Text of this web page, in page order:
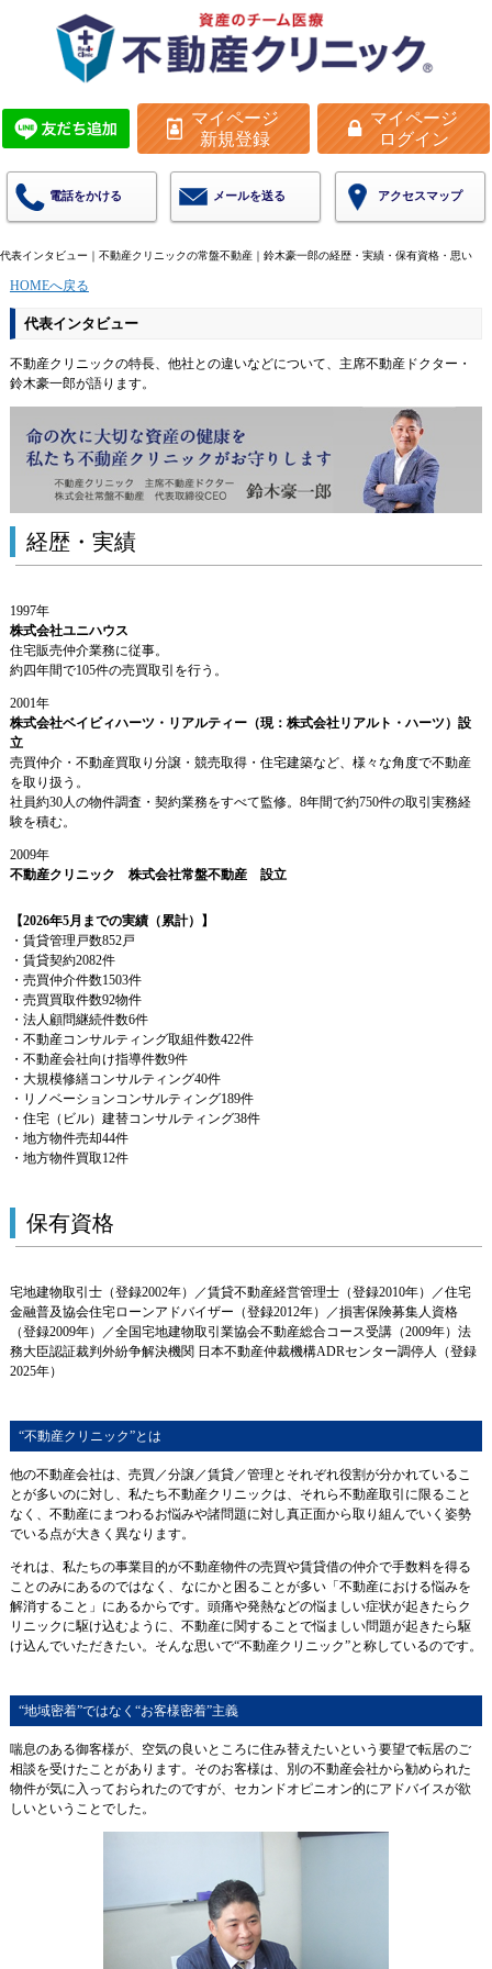
マイページ
新規登録
マイページ
ログイン
電話をかける メールを送る アクセスマップ
代表インタビュー｜不動産クリニックの常盤不動産｜鈴木豪一郎の経歴・実績・保有資格・思い
HOMEへ戻る
代表インタビュー
不動産クリニックの特長、他社との違いなどについて、主席不動産ドクター・
鈴木豪一郎が語ります。
経歴・実績
1997年
株式会社ユニハウス
住宅販売仲介業務に従事。
約四年間で105件の売買取引を行う。
2001年
株式会社ベイビィハーツ・リアルティー（現：株式会社リアルト・ハーツ）設
立
売買仲介・不動産買取り分譲・競売取得・住宅建築など、様々な角度で不動産
を取り扱う。
社員約30人の物件調査・契約業務をすべて監修。8年間で約750件の取引実務経
験を積む。
2009年
不動産クリニック 株式会社常盤不動産 設立
【2026年5月までの実績（累計）】
・賃貸管理戸数852戸
・賃貸契約2082件
・売買仲介件数1503件
・売買買取件数92物件
・法人顧問継続件数6件
・不動産コンサルティング取組件数422件
・不動産会社向け指導件数9件
・大規模修繕コンサルティング40件
・リノベーションコンサルティング189件
・住宅（ビル）建替コンサルティング38件
・地方物件売却44件
・地方物件買取12件
保有資格
宅地建物取引士（登録2002年）／賃貸不動産経営管理士（登録2010年）／住宅
金融普及協会住宅ローンアドバイザー（登録2012年）／損害保険募集人資格
（登録2009年）／全国宅地建物取引業協会不動産総合コース受講（2009年）法
務大臣認証裁判外紛争解決機関 日本不動産仲裁機構ADRセンター調停人（登録
2025年）
“不動産クリニック”とは
他の不動産会社は、売買／分譲／賃貸／管理とそれぞれ役割が分かれているこ
とが多いのに対し、私たち不動産クリニックは、それら不動産取引に限ること
なく、不動産にまつわるお悩みや諸問題に対し真正面から取り組んでいく姿勢
でいる点が大きく異なります。
それは、私たちの事業目的が不動産物件の売買や賃貸借の仲介で手数料を得る
ことのみにあるのではなく、なにかと困ることが多い「不動産における悩みを
解消すること」にあるからです。頭痛や発熱などの悩ましい症状が起きたらク
リニックに駆け込むように、不動産に関することで悩ましい問題が起きたら駆
け込んでいただきたい。そんな思いで“不動産クリニック”と称しているのです。
“地域密着”ではなく“お客様密着”主義
喘息のある御客様が、空気の良いところに住み替えたいという要望で転居のご
相談を受けたことがあります。そのお客様は、別の不動産会社から勧められた
物件が気に入っておられたのですが、セカンドオピニオン的にアドバイスが欲
しいということでした。